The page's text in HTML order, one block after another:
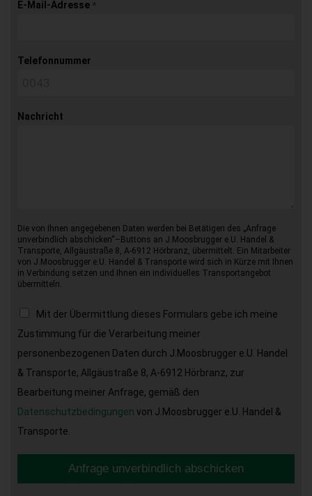
E-Mail-Adresse *
Telefonnummer
Nachricht
Die von Ihnen angegebenen Daten werden bei Betätigen des „Anfrage
unverbindlich abschicken“–Buttons an J.Moosbrugger e.U. Handel &
Transporte, Allgäustraße 8, A-6912 Hörbranz, übermittelt. Ein Mitarbeiter
von J.Moosbrugger e.U. Handel & Transporte wird sich in Kürze mit Ihnen
in Verbindung setzen und Ihnen ein individuelles Transportangebot
übermitteln.
Mit der Übermittlung dieses Formulars gebe ich meine
Zustimmung für die Verarbeitung meiner
personenbezogenen Daten durch J.Moosbrugger e.U. Handel
& Transporte, Allgäustraße 8, A-6912 Hörbranz, zur
Bearbeitung meiner Anfrage, gemäß den
Datenschutzbedingungen von J.Moosbrugger e.U. Handel &
Transporte.
Anfrage unverbindlich abschicken